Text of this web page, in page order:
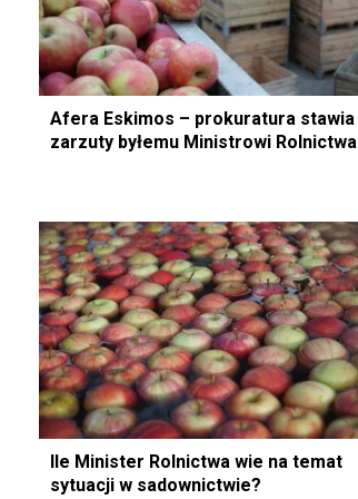
Afera Eskimos – prokuratura stawia
zarzuty byłemu Ministrowi Rolnictwa
Ile Minister Rolnictwa wie na temat
sytuacji w sadownictwie?